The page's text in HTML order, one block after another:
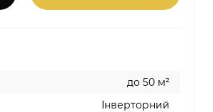
до 50 м²
Інверторний